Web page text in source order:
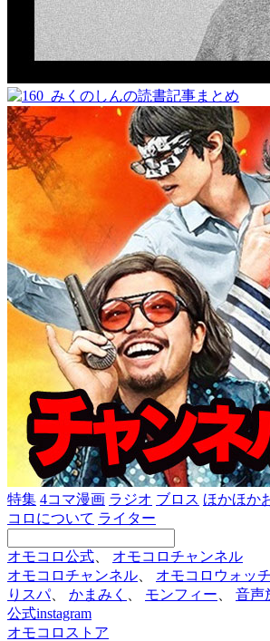
特集 4コマ漫画 ラジオ ブロス ほかほか
コロについて ライター
オモコロ公式
オモコロチャンネル
オモコロチャンネル
オモコロウォッチ
りスパ、 かまみく モンフィー
音声
公式instagram
オモコロストア